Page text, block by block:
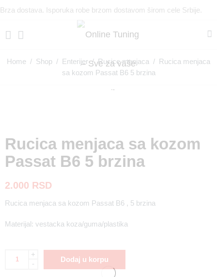
Brza dostava. Isporuka robe brzom dostavom širom cele Srbije.
Home / Shop / Enterijer/Rucice menjaca / Rucica menjaca
sa kozom Passat B6 5 brzina
Rucica menjaca sa kozom
Passat B6 5 brzina
2.000 RSD
Rucica menjaca sa kozom Passat B6 , 5 brzina
Materijal: vestacka koza/guma/plastika
+
-
Dodaj u korpu